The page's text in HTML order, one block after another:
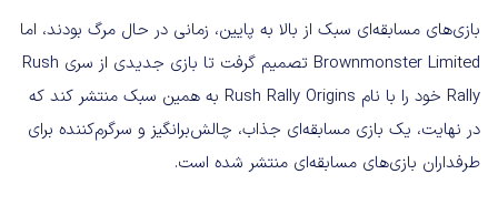
بازی‌های مسابقه‌ای سبک از بالا به پایین، زمانی در حال مرگ بودند، اما
Brownmonster Limited تصمیم گرفت تا بازی جدیدی از سری Rush
Rally خود را با نام Rush Rally Origins به همین سبک منتشر کند که
در نهایت، یک بازی مسابقه‌ای جذاب، چالش‌برانگیز و سرگرم‌کننده برای
طرفداران بازی‌های مسابقه‌ای منتشر شده است.